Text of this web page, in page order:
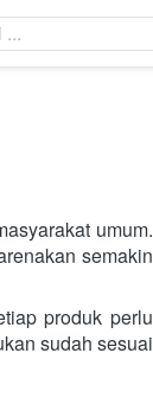
...
umum.
semakin
produk perlu
sudah sesuai